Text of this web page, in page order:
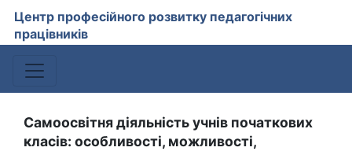
Центр професійного розвитку педагогічних
працівників
Самоосвітня діяльність учнів початкових
класів: особливості, можливості,